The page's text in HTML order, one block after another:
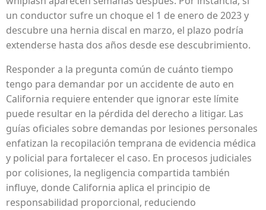
un conductor sufre un choque el 1 de enero de 2023 y
descubre una hernia discal en marzo, el plazo podría
extenderse hasta dos años desde ese descubrimiento.
Responder a la pregunta común de cuánto tiempo
tengo para demandar por un accidente de auto en
California requiere entender que ignorar este límite
puede resultar en la pérdida del derecho a litigar. Las
guías oficiales sobre demandas por lesiones personales
enfatizan la recopilación temprana de evidencia médica
y policial para fortalecer el caso. En procesos judiciales
por colisiones, la negligencia compartida también
influye, donde California aplica el principio de
responsabilidad proporcional, reduciendo